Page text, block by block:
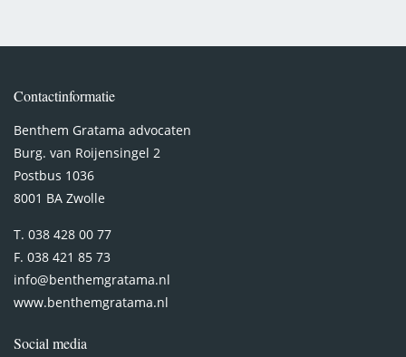
Contactinformatie
Benthem Gratama advocaten
Burg. van Roijensingel 2
Postbus 1036
8001 BA Zwolle
T. 038 428 00 77
F. 038 421 85 73
info@benthemgratama.nl
www.benthemgratama.nl
Social media